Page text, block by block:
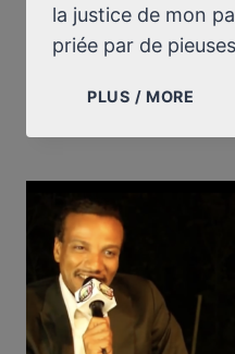
la justice de mon
priée par de
PLUS / MORE
ET